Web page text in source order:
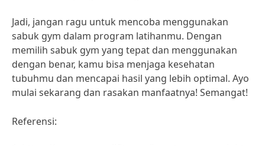
Jadi, jangan ragu untuk mencoba menggunakan
sabuk gym dalam program latihanmu. Dengan
memilih sabuk gym yang tepat dan menggunakan
dengan benar, kamu bisa menjaga kesehatan
tubuhmu dan mencapai hasil yang lebih optimal. Ayo
mulai sekarang dan rasakan manfaatnya! Semangat!
Referensi: